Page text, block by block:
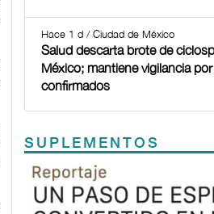
Hace 1 d / Ciudad de México
Salud descarta brote de
México; mantiene vigilancia
confirmados
SUPLEMENTOS
Previous